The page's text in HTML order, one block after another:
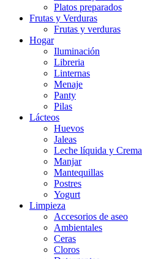
Platos preparados
Frutas y Verduras
Frutas y verduras
Hogar
Iluminación
Libreria
Linternas
Menaje
Panty
Pilas
Lácteos
Huevos
Jaleas
Leche líquida y Crema
Manjar
Mantequillas
Postres
Yogurt
Limpieza
Accesorios de aseo
Ambientales
Ceras
Cloros